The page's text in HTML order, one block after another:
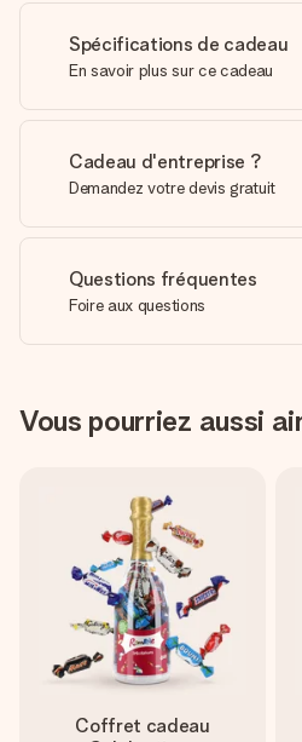
Spécifications de cadeau
En savoir plus sur ce cadeau
Cadeau d'entreprise ?
Demandez votre devis gratuit
Questions fréquentes
Foire aux questions
Vous pourriez aussi
Coffret cadeau